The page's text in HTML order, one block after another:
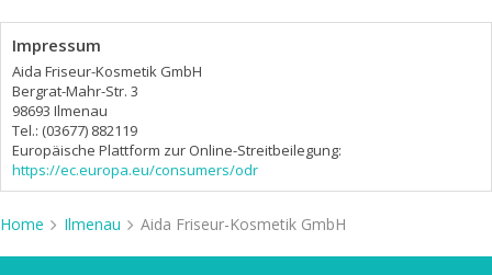
Impressum
Aida Friseur-Kosmetik GmbH
Bergrat-Mahr-Str. 3
98693 Ilmenau
Tel.: (03677) 882119
Europäische Plattform zur Online-Streitbeilegung:
https://ec.europa.eu/consumers/odr
Home Ilmenau Aida Friseur-Kosmetik GmbH